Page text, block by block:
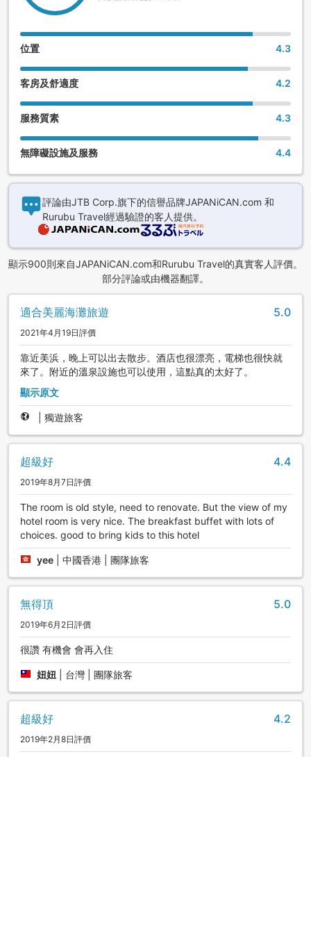
位置 4.3
客房及舒適度 4.2
服務質素 4.3
無障礙設施及服務 4.4
評論由JTB Corp.旗下的信譽品牌JAPANiCAN.com 和
Rurubu Travel經過驗證的客人提供。
顯示900則來自JAPANiCAN.com和Rurubu Travel的真實客人評價。
部分評論或由機器翻譯。
適合美麗海灘旅遊 5.0
2021年4月19日評價
靠近美浜，晚上可以出去散步。酒店也很漂亮，電梯也很快就
來了。附近的溫泉設施也可以使用，這點真的太好了。
顯示原文
獨遊旅客
超級好 4.4
2019年8月7日評價
The room is old style, need to renovate. But the view of my
hotel room is very nice. The breakfast buffet with lots of
choices. good to bring kids to this hotel
yee 中國香港 | 團隊旅客
無得頂 5.0
2019年6月2日評價
很讚 有機會 會再入住
妞妞 台灣 | 團隊旅客
超級好 4.2
2019年2月8日評價